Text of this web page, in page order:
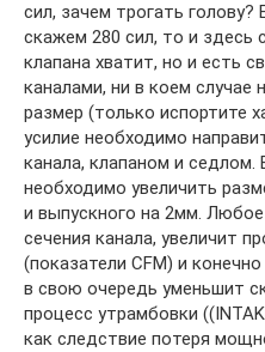
сил, зачем трогать
скажем 280 сил, то и здесь
клапана хватит, но и есть
каналами, ни в коем случае
размер (только испортите
усилие необходимо
канала, клапаном и седлом.
необходимо увеличить
и выпускного на 2мм. Любое
сечения канала, увеличит
(показатели CFM) и
в свою очередь уменьшит
процесс утрамбовки
как следствие потеря